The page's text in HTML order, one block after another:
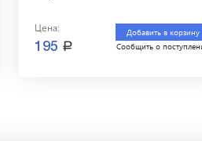
Цена:
195 a
Добавить в корзину
Сообщить о